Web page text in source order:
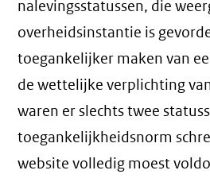
nalevingsstatussen, die
overheidsinstantie is
toegankelijker maken van
de wettelijke verplichting
waren er slechts twee
toegankelijkheidsnorm
website volledig moest